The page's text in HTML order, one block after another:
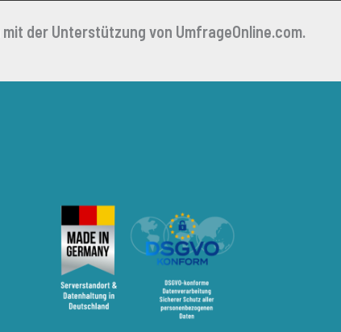
mit der Unterstützung von UmfrageOnline.com.